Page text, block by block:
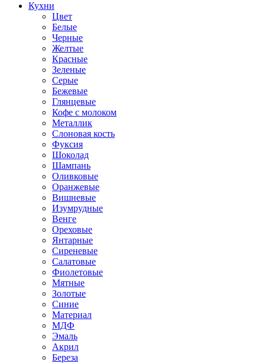
Кухни
Цвет
Белые
Черные
Желтые
Красные
Зеленые
Серые
Бежевые
Глянцевые
Кофе с молоком
Металлик
Слоновая кость
Фуксия
Шоколад
Шампань
Оливковые
Оранжевые
Вишневые
Изумрудные
Венге
Ореховые
Янтарные
Сиреневые
Салатовые
Фиолетовые
Мятные
Золотые
Синие
Материал
МДФ
Эмаль
Акрил
Береза